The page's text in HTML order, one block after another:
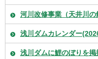
河川改修事業（天井川の
浅川ダムカレンダー
浅川ダムに鯉のぼりを掲